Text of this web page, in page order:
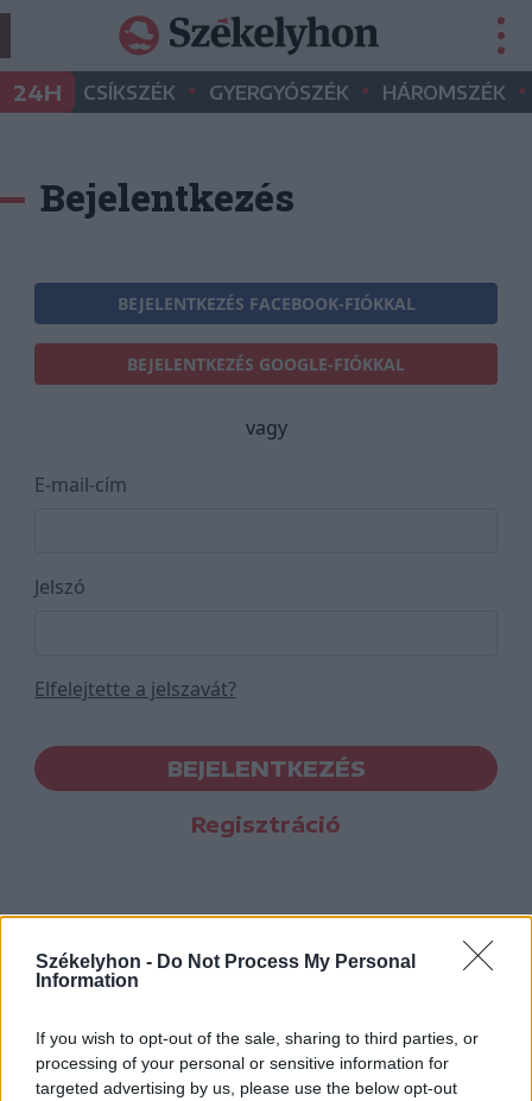
Székelyhon - Do Not Process My Personal
Information
If you wish to opt-out of the sale, sharing to third parties, or
processing of your personal or sensitive information for
targeted advertising by us, please use the below opt-out
24H CSÍKSZÉK • GYERGYÓSZÉK • HÁROMSZÉK •
Bejelentkezés
BEJELENTKEZÉS FACEBOOK-FIÓKKAL
BEJELENTKEZÉS GOOGLE-FIÓKKAL
vagy
E-mail-cím
Jelszó
Elfelejtette a jelszavát?
BEJELENTKEZÉS
Regisztráció